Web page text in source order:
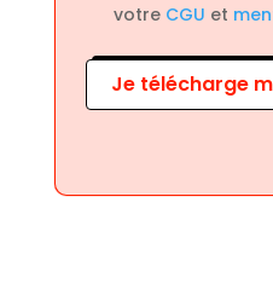
votre CGU et
Je télécharge